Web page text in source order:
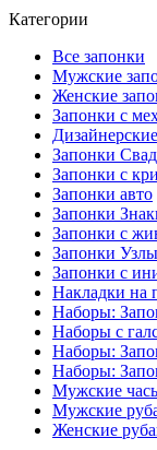
Категории
Все запонки
Мужские
Женские
Запонки с
Запонки
Запонки с
Запонки авто
Запонки
Запонки с
Запонки Узлы
Запонки с
Накладки на
Наборы:
Наборы с
Наборы:
Наборы:
Мужские
Мужские
Женские